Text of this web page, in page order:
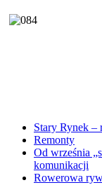
Stary Rynek –
Remonty
Od września
komunikacji
Rowerowa